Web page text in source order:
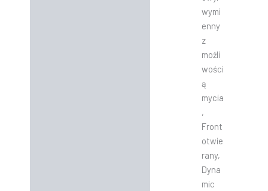
wymi
enny
z
możli
wości
ą
mycia
,
Front
otwie
rany,
Dyna
mic